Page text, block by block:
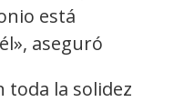
está
aseguró
toda la solidez